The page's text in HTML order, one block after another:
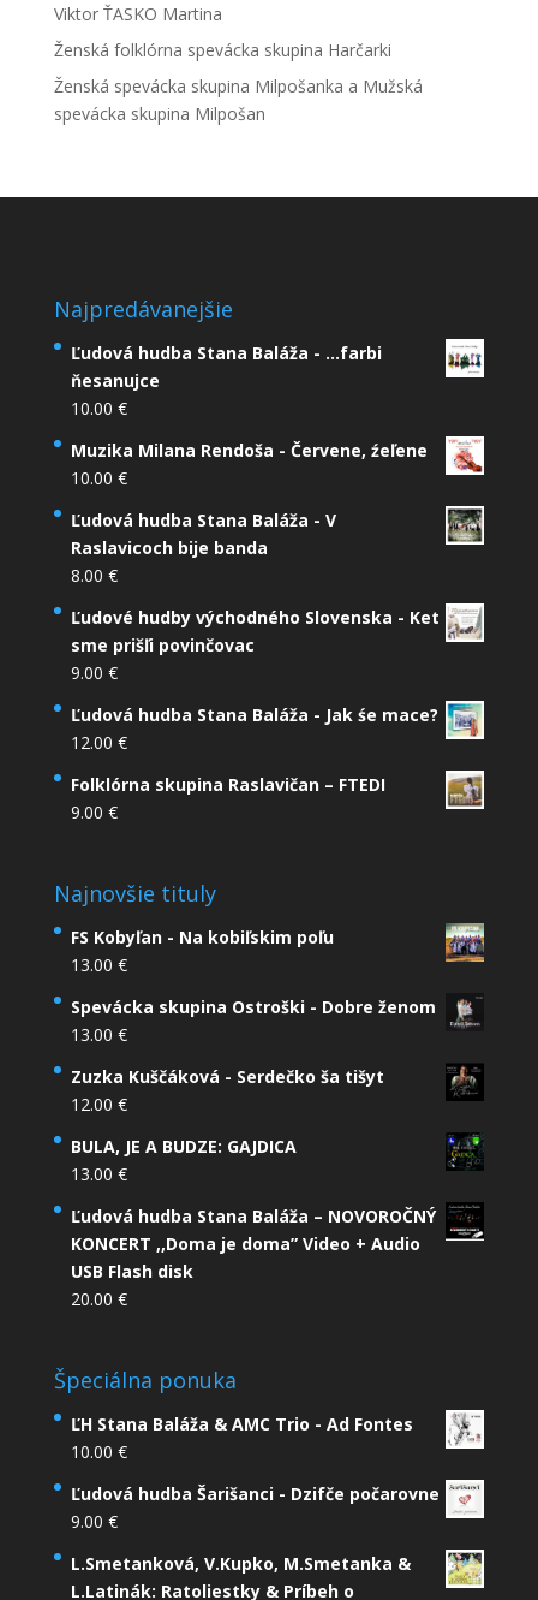
Viktor ŤASKO Martina
Ženská folklórna spevácka skupina Harčarki
Ženská spevácka skupina Milpošanka a Mužská
spevácka skupina Milpošan
Najpredávanejšie
Ľudová hudba Stana Baláža - ...farbi
ňesanujce
10.00 €
Muzika Milana Rendoša - Červene, źeľene
10.00 €
Ľudová hudba Stana Baláža - V
Raslavicoch bije banda
8.00 €
Ľudové hudby východného Slovenska - Ket
sme prišľi povinčovac
9.00 €
Ľudová hudba Stana Baláža - Jak śe mace?
12.00 €
Folklórna skupina Raslavičan – FTEDI
9.00 €
Najnovšie tituly
FS Kobyľan - Na kobiľskim poľu
13.00 €
Spevácka skupina Ostroški - Dobre ženom
13.00 €
Zuzka Kuščáková - Serdečko ša tišyt
12.00 €
BULA, JE A BUDZE: GAJDICA
13.00 €
Ľudová hudba Stana Baláža – NOVOROČNÝ
KONCERT ,,Doma je doma” Video + Audio
USB Flash disk
20.00 €
Špeciálna ponuka
ĽH Stana Baláža & AMC Trio - Ad Fontes
10.00 €
Ľudová hudba Šarišanci - Dzifče počarovne
9.00 €
L.Smetanková, V.Kupko, M.Smetanka &
L.Latinák: Ratoliestky & Príbeh o